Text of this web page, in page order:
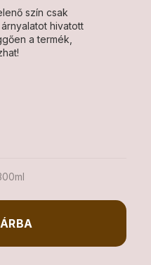
szín csak
hivatott
a termék,